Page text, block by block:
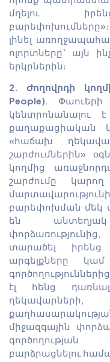
մղելու
լինել
ոլորտները` այն
երկրներին։
2. Ժողովրդի
People). Փաուերի
քաղաքացիական
«հաճախ
շարժումներին»
կողմից
շարժումը
բարեփոխման մեկ
են
տարածել իրենց
արգելքները
էլ հենց
միջազգային
գործողության
բարձրացնելու